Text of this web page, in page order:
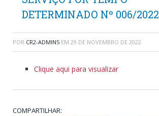
DETERMINADO Nº 006/2022
POR CR2-ADMIN5 EM 29 DE NOVEMBRO DE 2022
Clique aqui para visualizar
COMPARTILHAR: